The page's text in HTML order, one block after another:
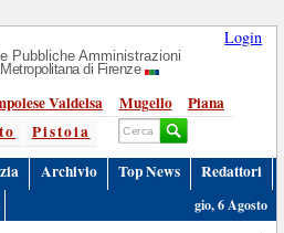
Login
Pubbliche Amministrazioni
di Firenze
Valdelsa Mugello
Piana
Pistoia
Archivio Top News
Redattori
gio, 6 Agosto